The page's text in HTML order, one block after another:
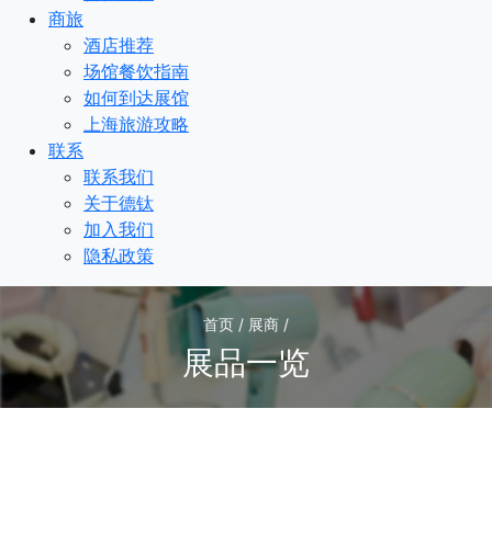
商旅
酒店推荐
场馆餐饮指南
如何到达展馆
上海旅游攻略
联系
联系我们
关于德钛
加入我们
隐私政策
首页 / 展商 /
展品一览